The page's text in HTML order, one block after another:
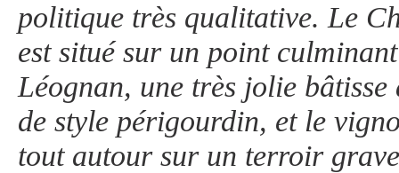
politique très qualitative. Le
est situé sur un point
Léognan, une très jolie bâtisse
de style périgourdin, et le
tout autour sur un terroir